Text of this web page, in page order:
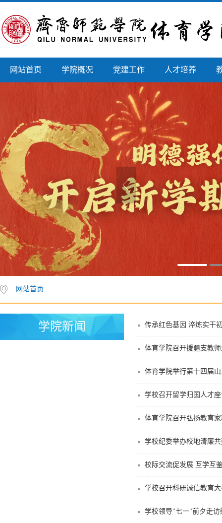
网站首页 学院概况 党建工作 人才培养
网站首页
学院新闻 传承红色基因 淬炼实干
体育学院召开援疆支教
体育学院举行第十四届
学校召开留学归国人才
体育学院召开弘扬教育
学校纪委举办校地清廉
校际交流促发展 互学互
学校召开科研诚信教育
学校领导"七一"前夕走访